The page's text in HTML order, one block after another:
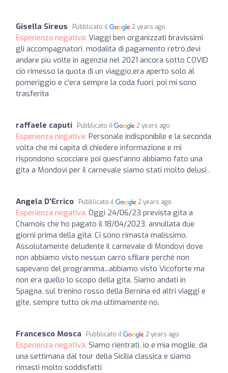
Gisella Sireus Pubblicato il 2 years ago
Esperienza negativa: Viaggi ben organizzati bravissimi
gli accompagnatori, modalità di pagamento retrò,devi
andare più volte in agenzia nel 2021 ancora sotto COVID
ciò rimesso la quota di un viaggio,era aperto solo al
pomeriggio e c'era sempre la coda fuori, poi mi sono
trasferita
raffaele caputi Pubblicato il 2 years ago
Esperienza negativa: Personale indisponibile e la seconda
volta che mi capita di chiedere informazione e mi
rispondono scocciare poi quest'anno abbiamo fato una
gita a Mondovì per il carnevale siamo stati molto delusi .
Angela D'Errico Pubblicato il 2 years ago
Esperienza negativa: Oggi 24/06/23 prevista gita a
Chamois che ho pagato il 18/04/2023, annullata due
giorni prima della gita. Ci sono rimasta malissimo.
Assolutamente deludente il carnevale di Mondovì dove
non abbiamo visto nessun carro sfilare perché non
sapevano del programma...abbiamo visto Vicoforte ma
non era quello lo scopo della gita. Siamo andati in
Spagna, sul trenino rosso della Bernina ed altri viaggi e
gite, sempre tutto ok ma ultimamente no.
Francesco Mosca Pubblicato il 2 years ago
Esperienza negativa: Siamo rientrati, io e mia moglie, da
una settimana dal tour della Sicilia classica e siamo
rimasti molto soddisfatti